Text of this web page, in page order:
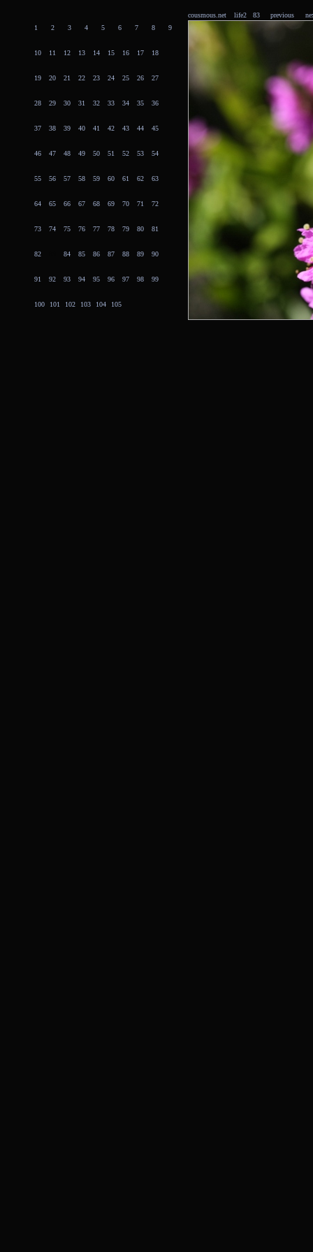
1 2 3 4 5 6 7 8 9
10 11 12 13 14 15 16 17 18
19 20 21 22 23 24 25 26 27
28 29 30 31 32 33 34 35 36
37 38 39 40 41 42 43 44 45
46 47 48 49 50 51 52 53 54
55 56 57 58 59 60 61 62 63
64 65 66 67 68 69 70 71 72
73 74 75 76 77 78 79 80 81
82 84 85 86 87 88 89 90
91 92 93 94 95 96 97 98 99
100 101 102 103 104 105
cousmous.net life2 83 previous